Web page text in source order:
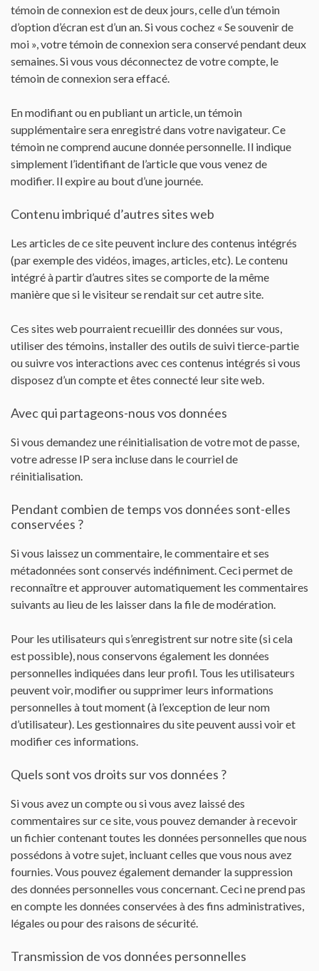
témoin de connexion est de deux jours, celle d’un témoin
d’option d’écran est d’un an. Si vous cochez « Se souvenir de
moi », votre témoin de connexion sera conservé pendant deux
semaines. Si vous vous déconnectez de votre compte, le
témoin de connexion sera effacé.
En modifiant ou en publiant un article, un témoin
supplémentaire sera enregistré dans votre navigateur. Ce
témoin ne comprend aucune donnée personnelle. Il indique
simplement l’identifiant de l’article que vous venez de
modifier. Il expire au bout d’une journée.
Contenu imbriqué d’autres sites web
Les articles de ce site peuvent inclure des contenus intégrés
(par exemple des vidéos, images, articles, etc). Le contenu
intégré à partir d’autres sites se comporte de la même
manière que si le visiteur se rendait sur cet autre site.
Ces sites web pourraient recueillir des données sur vous,
utiliser des témoins, installer des outils de suivi tierce-partie
ou suivre vos interactions avec ces contenus intégrés si vous
disposez d’un compte et êtes connecté leur site web.
Avec qui partageons-nous vos données
Si vous demandez une réinitialisation de votre mot de passe,
votre adresse IP sera incluse dans le courriel de
réinitialisation.
Pendant combien de temps vos données sont-elles
conservées ?
Si vous laissez un commentaire, le commentaire et ses
métadonnées sont conservés indéfiniment. Ceci permet de
reconnaître et approuver automatiquement les commentaires
suivants au lieu de les laisser dans la file de modération.
Pour les utilisateurs qui s’enregistrent sur notre site (si cela
est possible), nous conservons également les données
personnelles indiquées dans leur profil. Tous les utilisateurs
peuvent voir, modifier ou supprimer leurs informations
personnelles à tout moment (à l’exception de leur nom
d’utilisateur). Les gestionnaires du site peuvent aussi voir et
modifier ces informations.
Quels sont vos droits sur vos données ?
Si vous avez un compte ou si vous avez laissé des
commentaires sur ce site, vous pouvez demander à recevoir
un fichier contenant toutes les données personnelles que nous
possédons à votre sujet, incluant celles que vous nous avez
fournies. Vous pouvez également demander la suppression
des données personnelles vous concernant. Ceci ne prend pas
en compte les données conservées à des fins administratives,
légales ou pour des raisons de sécurité.
Transmission de vos données personnelles